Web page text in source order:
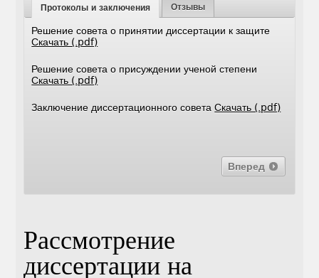
Протоколы и заключения Отзывы
Решение совета о принятии диссертации к защите
Скачать (.pdf)
Решение совета о присуждении ученой степени
Скачать (.pdf)
Заключение диссертационного советаСкачать (.pdf)
Вперед
Рассмотрение
диссертации на